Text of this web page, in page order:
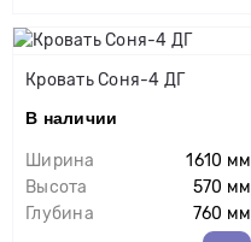
Кровать Соня-4 ДГ
В наличии
Ширина
1610 мм
Высота
570 мм
Глубина
760 мм